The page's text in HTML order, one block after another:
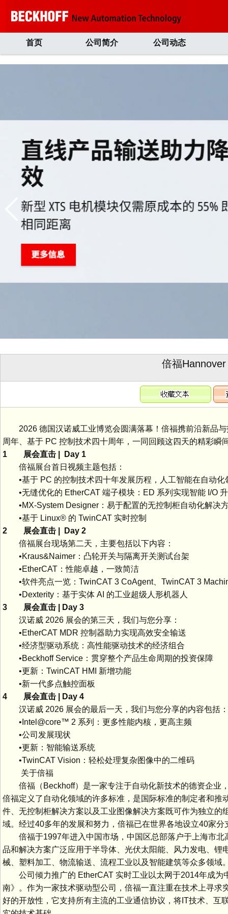
首页 公司简介 公司动态
倍福
2026 德国汉诺威工业博览会圆满落幕！倍福携前沿新品与
周年、基于 PC 控制技术四十周年，一同回顾这四天的精彩瞬
1 展会直击 | Day 1
倍福展台首日视频主题包括：
•基于 PC 的控制技术四十年发展历程，人工智能在自动化
•无缝优化的 EtherCAT 端子模块：ED 系列实现智能 I/O
•MX-System Designer：易于配置的无控制柜自动化解决
•基于 Linux® 的 TwinCAT 实时控制
2 展会直击 | Day 2
倍福展台现场第二天，主要包括以下内容：
•Kraus&Naimer：凸轮开关与隔离开关测试台架
•EtherCAT：性能卓越，一致简洁
•软件亮点一览：TwinCAT 3 CoAgent、TwinCAT 3
•Dexterity：基于实体 AI 的工业超级人形机器人
3 展会直击 | Day 3
汉诺威 2026 展会的第三天，我们与您分享：
•EtherCAT MDR 控制器助力实现高效安全输送
•经济型驱动系统：高性能驱动技术的经济组合
•Beckhoff Service：贯穿整个产品生命周期的投资保障
•更新：TwinCAT HMI 新增功能
•新一代多点触控面板
4 展会直击 | Day 4
汉诺威 2026 展会的最后一天，我们与您分享的内容包括：
•Intel@core™ 2 系列：更多性能内核，更高主频
•公司发展现状
•更新：智能输送系统
•TwinCAT Vision：轻松处理复杂图像中的二维码
关于倍福
倍福（Beckhoff）是一家专注于自动化新技术的德资企业
倍福定义了自动化领域的许多标准，是国际标准的制定者和
件、无控制柜解决方案以及工业图像解决方案既可作为独立
域。经过40多年的发展和努力，倍福已在世界各地设立40家
倍福于1997年进入中国市场，中国区总部落户于上海市北
品和解决方案广泛应用于半导体、光伏太阳能、风力发电、
械、塑料加工、物流输送、流程工业以及智能建筑等众多领域
公司倾力推广的 EtherCAT 实时工业以太网于2014年成为
南》。作为一家技术驱动型公司，倍福一直注重在技术上寻求
好的开放性，它支持所有主流的工业通信协议，将IT技术、互